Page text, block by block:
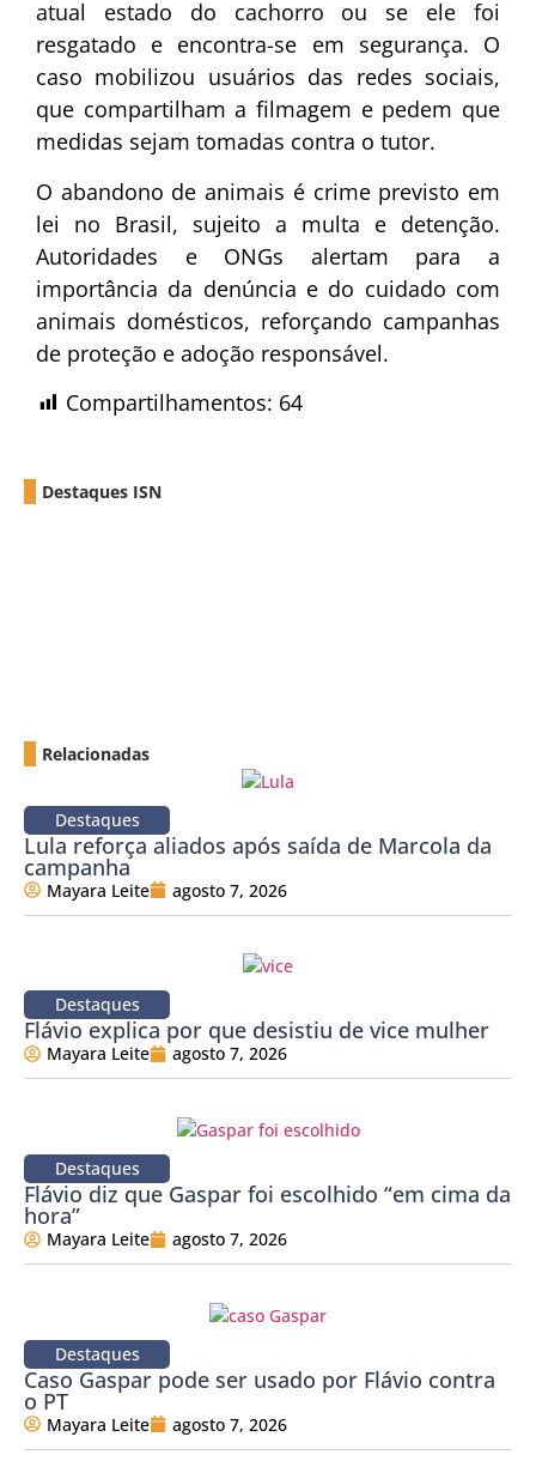
atual estado do cachorro ou se ele foi
resgatado e encontra-se em segurança. O
caso mobilizou usuários das redes sociais,
que compartilham a filmagem e pedem que
medidas sejam tomadas contra o tutor.
O abandono de animais é crime previsto em
lei no Brasil, sujeito a multa e detenção.
Autoridades e ONGs alertam para a
importância da denúncia e do cuidado com
animais domésticos, reforçando campanhas
de proteção e adoção responsável.
Compartilhamentos: 64
Destaques ISN
Relacionadas
Destaques
Lula reforça aliados após saída de Marcola da
campanha
Mayara Leite agosto 7, 2026
Destaques
Flávio explica por que desistiu de vice mulher
Mayara Leite agosto 7, 2026
Destaques
Flávio diz que Gaspar foi escolhido “em cima da
hora”
Mayara Leite agosto 7, 2026
Destaques
Caso Gaspar pode ser usado por Flávio contra
o PT
Mayara Leite agosto 7, 2026